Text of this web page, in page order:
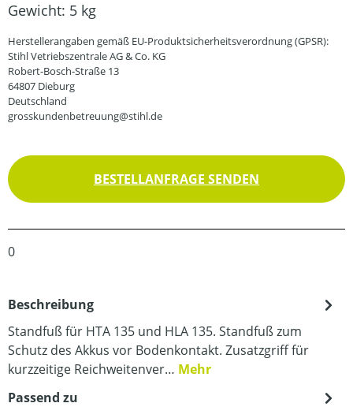
Gewicht: 5 kg
Herstellerangaben gemäß EU-Produktsicherheitsverordnung (GPSR):
Stihl Vetriebszentrale AG & Co. KG
Robert-Bosch-Straße 13
64807 Dieburg
Deutschland
grosskundenbetreuung@stihl.de
BESTELLANFRAGE SENDEN
0
Beschreibung
Standfuß für HTA 135 und HLA 135. Standfuß zum
Schutz des Akkus vor Bodenkontakt. Zusatzgriff für
kurzzeitige Reichweitenver… Mehr
Passend zu